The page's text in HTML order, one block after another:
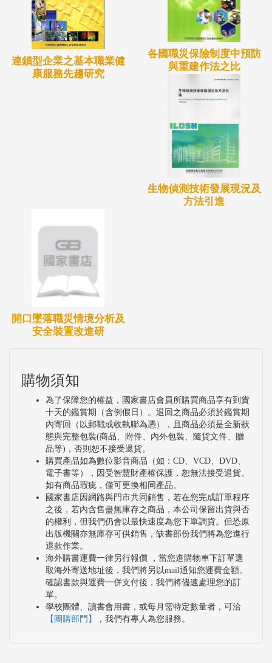
體、緊急應變系統軟體、以及防災監控用之管制單元
及偵測單元等組件，藉此將軟體與組件結合為一，未
來能提供各場合之示範展示平台。此外，為符合不同
企業之功能需求，將於統整後加強雛型之決策支援導
向能力，藉由加入決策支援用資訊彙整平台於雛型
中，建立一有效之決策支援用資訊傳遞能力，提供指
揮人員更有效之決策支援資訊，協助降低災害發生時
二為緊急應變系統指引、防災監控系統指引及緊急應
變等推廣用教材之製作，針對現有緊急應變及防災監
控之議題，並結合緊急應變現場演練教材，建立完整
材，並新增化學品洩漏之緊急應變現場演練教材、以
及防汛、停電、地震等注意事項，未來將能協助各企
業培養相關防災監控及緊急應變人員，並能有效實施
現場應變演練，加快疏散人員且降低財產損失。
連鎖型企業之基本職業健
康服務先趨研究
各國職災保險制度中預防
與重建作法之比
生物偵測技術發展現況及
方法引進
開口墜落職災情境分析及
安全裝置改進研
購物須知
為了保障您的權益，國家書店會員所購買商品享有到貨
十天的鑑賞期（含例假日）。退回之商品必須於鑑賞期
內寄回（以郵戳或收執聯為憑），且商品必須是全新狀
態與完整包裝(商品、附件、內外包裝、隨貨文件、贈
品等)，否則恕不接受退貨。
購買產品如為數位影音商品（如：CD、VCD、DVD、
電子書等），因受智慧財產權保護，恕無法接受退貨。
如有商品瑕疵，僅可更換相同產品。
國家書店因網路與門市共同銷售，若在您完成訂單程序
之後，若內含售盡無庫存之商品，本公司保留出貨與否
的權利，但我們仍會以最快速度為您下單調貨。但恐原
出版機關亦無庫存可供銷售，缺書部份我們將為您進行
退款作業。
海外購書運費一律另行報價 ，當您進購物車下訂單選
取海外寄送地址後，我們將另以mail通知您運費金額。
確認書款與運費一併支付後，我們將儘速處理您的訂
單。
學校團體、讀書會用書，或每月需特定數量者，可洽
【團購部門】
，我們有專人為您服務。